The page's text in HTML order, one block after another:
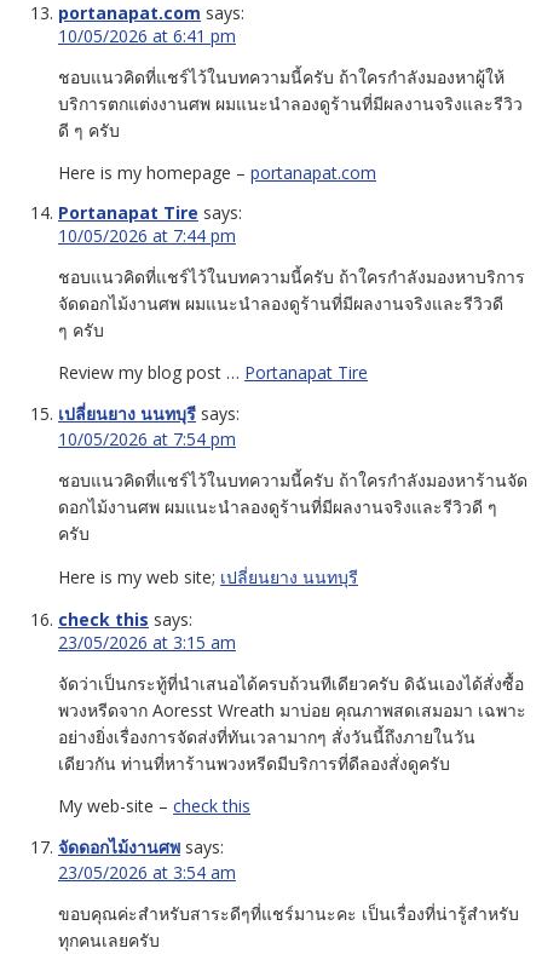
portanapat.com says:
10/05/2026 at 6:41 pm
ชอบแนวคิดที่แชร์ไว้ในบทความนี้ครับ ถ้าใครกำลังมองหาผู้ให้
บริการตกแต่งงานศพ ผมแนะนำลองดูร้านที่มีผลงานจริงและรีวิว
ดี ๆ ครับ
Here is my homepage – portanapat.com
Portanapat Tire says:
10/05/2026 at 7:44 pm
ชอบแนวคิดที่แชร์ไว้ในบทความนี้ครับ ถ้าใครกำลังมองหาบริการ
จัดดอกไม้งานศพ ผมแนะนำลองดูร้านที่มีผลงานจริงและรีวิวดี
ๆ ครับ
Review my blog post … Portanapat Tire
เปลี่ยนยาง นนทบุรี says:
10/05/2026 at 7:54 pm
ชอบแนวคิดที่แชร์ไว้ในบทความนี้ครับ ถ้าใครกำลังมองหาร้านจัด
ดอกไม้งานศพ ผมแนะนำลองดูร้านที่มีผลงานจริงและรีวิวดี ๆ
ครับ
Here is my web site; เปลี่ยนยาง นนทบุรี
check this says:
23/05/2026 at 3:15 am
จัดว่าเป็นกระทู้ที่นำเสนอได้ครบถ้วนทีเดียวครับ ดิฉันเองได้สั่งซื้อ
พวงหรีดจาก Aoresst Wreath มาบ่อย คุณภาพสดเสมอมา เฉพาะ
อย่างยิ่งเรื่องการจัดส่งที่ทันเวลามากๆ สั่งวันนี้ถึงภายในวัน
เดียวกัน ท่านที่หาร้านพวงหรีดมีบริการที่ดีลองสั่งดูครับ
My web-site – check this
จัดดอกไม้งานศพ says:
23/05/2026 at 3:54 am
ขอบคุณค่ะสำหรับสาระดีๆที่แชร์มานะคะ เป็นเรื่องที่น่ารู้สำหรับ
ทุกคนเลยครับ